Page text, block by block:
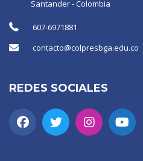
Santander - Colombia
607-6971881
contacto@colpresbga.edu.co
REDES SOCIALES